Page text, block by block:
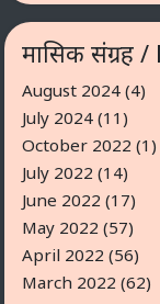
मासिक संग्रह
August 2024 (4)
July 2024 (11)
October 2022 (1)
July 2022 (14)
June 2022 (17)
May 2022 (57)
April 2022 (56)
March 2022 (62)